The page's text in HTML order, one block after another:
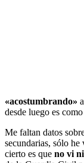
«acostumbrando»
desde luego es
Me faltan datos
secundarias, sólo
cierto es que no vi